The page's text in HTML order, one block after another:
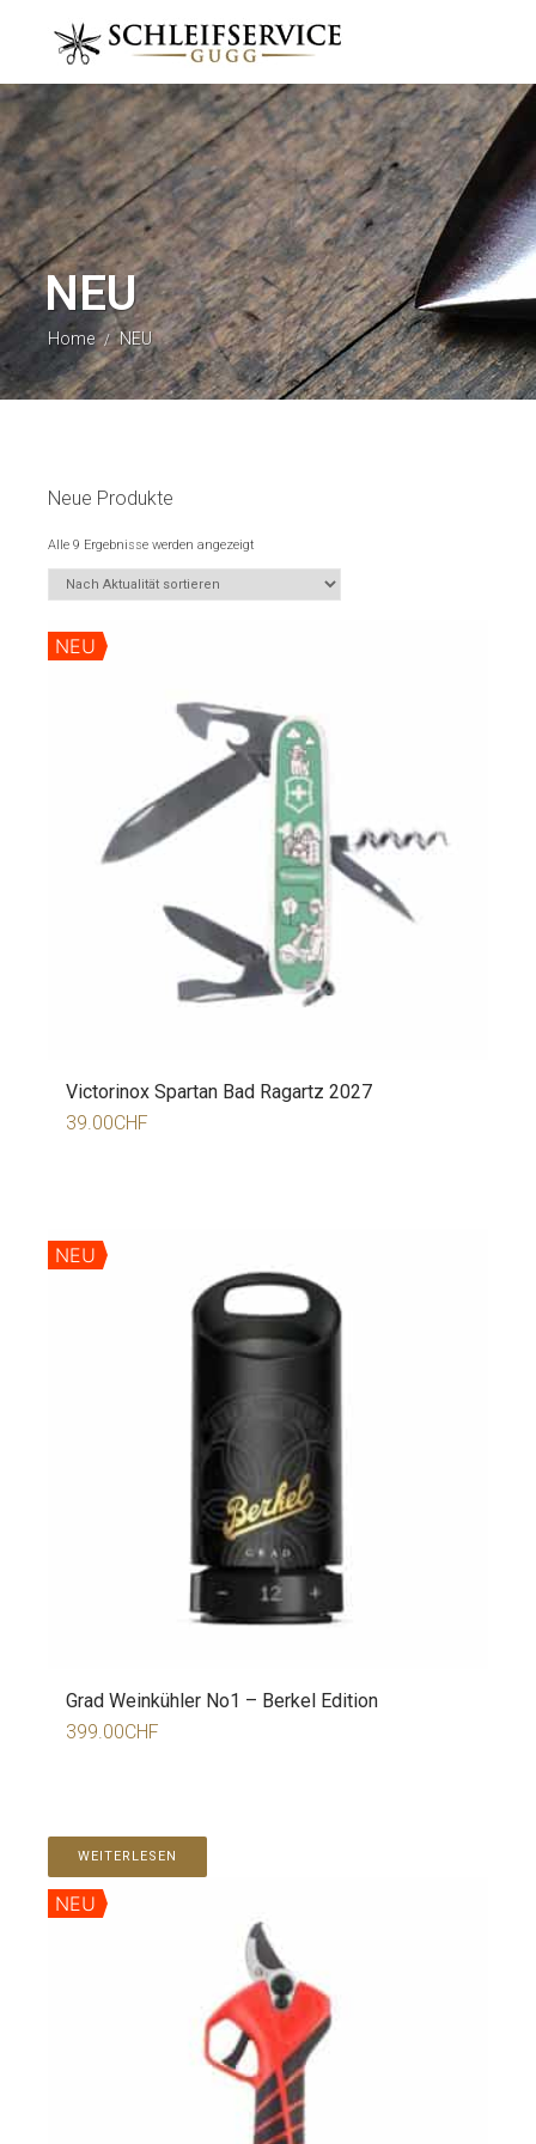
NEU
Home / NEU
Neue Produkte
Alle 9 Ergebnisse werden angezeigt
NEU
Victorinox Spartan Bad Ragartz 2027
39.00CHF
NEU
Grad Weinkühler No1 – Berkel Edition
399.00CHF
WEITERLESEN
NEU